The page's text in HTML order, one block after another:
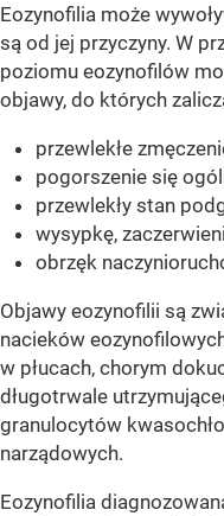
Eozynofilia może
są od jej przyczyny. W
poziomu eozynofilów
objawy, do których
przewlekłe
pogorszenie się
przewlekły stan
wysypkę,
obrzęk
Objawy eozynofilii są
nacieków
w płucach, chorym
długotrwale
granulocytów
narządowych.
Eozynofilia